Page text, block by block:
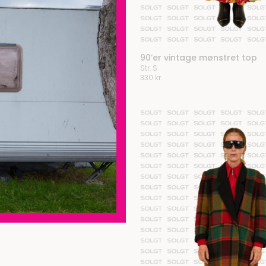
90’er vintage mønstret top
Str. S
330 kr.